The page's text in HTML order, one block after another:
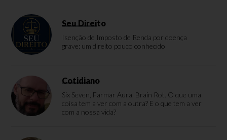
Seu Direito
Isenção de Imposto de Renda por doença
grave: um direito pouco conhecido
Cotidiano
Six Seven, Farmar Aura, Brain Rot. O que uma
coisa tem a ver com a outra? E o que tem a ver
com a nossa vida?